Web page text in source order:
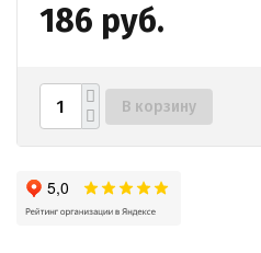
186 руб.
В корзину